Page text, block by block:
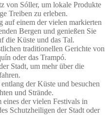
von Sóller, um lokale Produkte
Treiben zu erleben.
auf einem der vielen markierten
Bergen und genießen Sie
die Küste und das Tal.
traditionellen Gerichte von
oder das Trampó.
Stadt, um mehr über die
der Küste und besuchen
und Strände.
der vielen Festivals in
Schutzheiligen der Stadt oder